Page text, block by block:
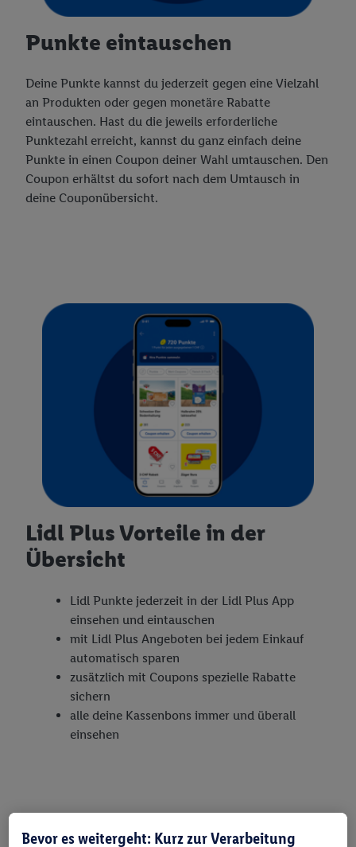
Punkte eintauschen
Deine Punkte kannst du jederzeit gegen eine Vielzahl
an Produkten oder gegen monetäre Rabatte
eintauschen. Hast du die jeweils erforderliche
Punktezahl erreicht, kannst du ganz einfach deine
Punkte in einen Coupon deiner Wahl umtauschen. Den
Coupon erhältst du sofort nach dem Umtausch in
deine Couponübersicht.
Lidl Plus Vorteile in der
Übersicht
Lidl Punkte jederzeit in der Lidl Plus App
einsehen und eintauschen
mit Lidl Plus Angeboten bei jedem Einkauf
automatisch sparen
zusätzlich mit Coupons spezielle Rabatte
sichern
alle deine Kassenbons immer und überall
einsehen
Bevor es weitergeht: Kurz zur Verarbeitung